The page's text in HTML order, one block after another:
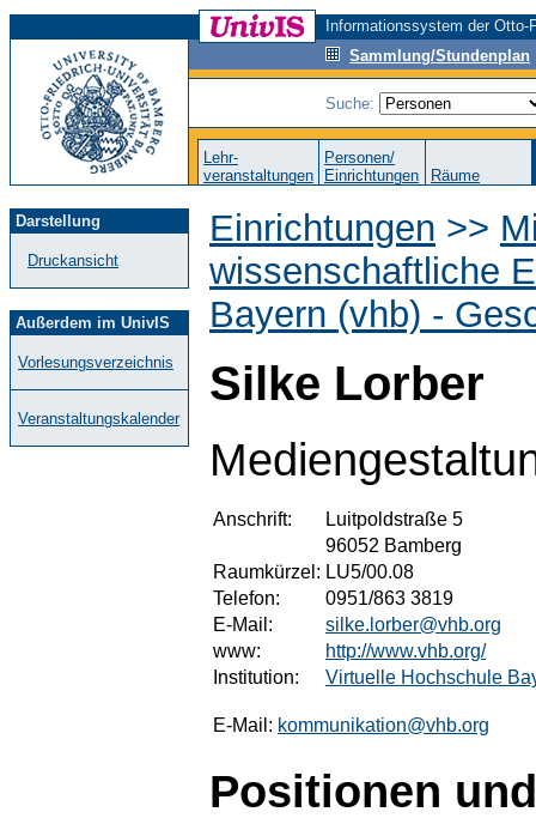
Informationssystem der
Sammlung/Stundenplan
Suche:
Lehr-
veranstaltungen
Personen/
Einrichtungen
Räume
Darstellung
Druckansicht
Außerdem im UnivIS
Vorlesungsverzeichnis
Veranstaltungskalender
Einrichtungen >>
wissenschaftliche
Bayern (vhb) -
Silke Lorber
Anschrift:
Luitpoldstraße 5
96052 Bamberg
Raumkürzel: LU5/00.08
Telefon:
0951/863 3819
E-Mail:
silke.lorber@vhb.org
www:
http://www.vhb.org/
Institution:
Virtuelle Hochschule
E-Mail: kommunikation@vhb.org
Positionen